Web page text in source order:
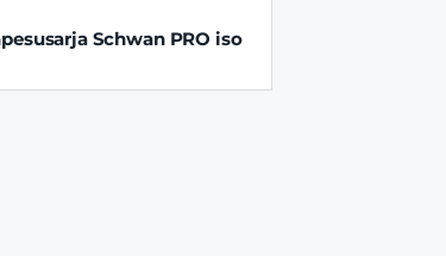
Schwan PRO iso